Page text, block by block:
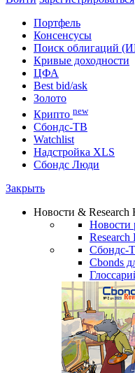
Портфель
Консенсусы
Поиск облигаций
Кривые доходности
ЦФА
Best bid/ask
Золото
Крипто new
Сбондс-ТВ
Watchlist
Надстройка XLS
Сбондс Люди
Закрыть
Новости & Research
Новости
Research
Сбондс-
Cbonds